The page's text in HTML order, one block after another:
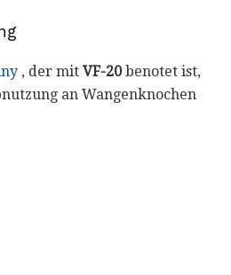
, der mit VF-20benotet ist,
an Wangenknochen